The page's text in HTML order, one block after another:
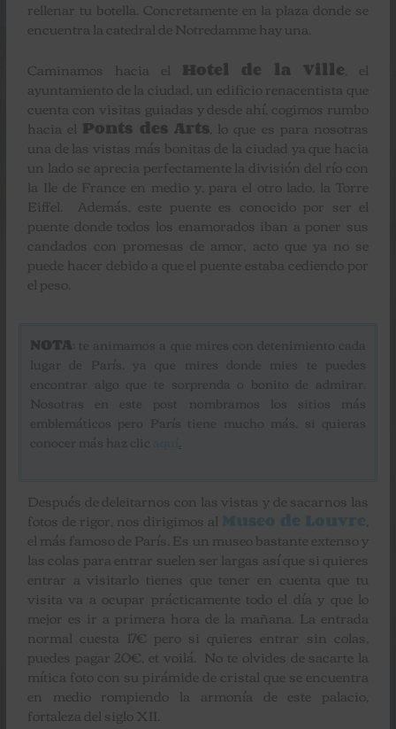
rellenar tu botella. Concretamente en la plaza donde se
encuentra la catedral de Notredamme hay una.
Caminamos hacia el Hotel de la Ville , el
ayuntamiento de la ciudad, un edificio renacentista que
cuenta con visitas guiadas y desde ahí, cogimos rumbo
hacia el Ponts des Arts, lo que es para nosotras
una de las vistas más bonitas de la ciudad ya que hacia
un lado se aprecia perfectamente la división del río con
la Ile de France en medio y, para el otro lado, la Torre
Eiffel. Además, este puente es conocido por ser el
puente donde todos los enamorados iban a poner sus
candados con promesas de amor, acto que ya no se
puede hacer debido a que el puente estaba cediendo por
el peso.
NOTA : te animamos a que mires con detenimiento cada
lugar de París, ya que mires donde mies te puedes
encontrar algo que te sorprenda o bonito de admirar.
Nosotras en este post nombramos los sitios más
emblemáticos pero París tiene mucho más, si quieras
conocer más haz clic
Después de deleitarnos con las vistas y de sacarnos las
fotos de rigor, nos dirigimos al
el más famoso de París. Es un museo bastante extenso y
las colas para entrar suelen ser largas así que si quieres
entrar a visitarlo tienes que tener en cuenta que tu
visita va a ocupar prácticamente todo el día y que lo
mejor es ir a primera hora de la mañana. La entrada
normal cuesta 17€ pero si quieres entrar sin colas,
puedes pagar 20€, et voilá. No te olvides de sacarte la
mítica foto con su pirámide de cristal que se encuentra
en medio rompiendo la armonía de este palacio,
fortaleza del siglo XII.